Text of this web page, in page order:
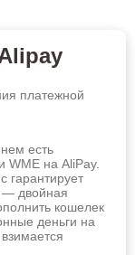
платежной
есть
WME на AliPay.
гарантирует
— двойная
кошелек
деньги на